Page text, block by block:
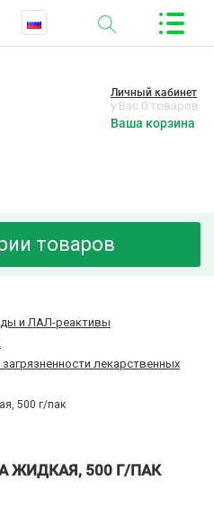
Личный кабинет
у Вас 0 товаров
Ваша корзина
товаров
и ЛАЛ-реактивы
лекарственных
500 г/пак
ЖИДКАЯ, 500 Г/ПАК